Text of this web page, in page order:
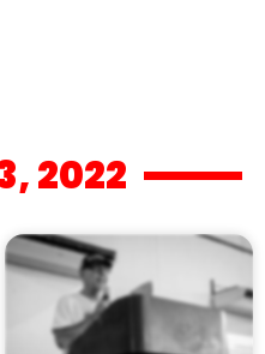
2022